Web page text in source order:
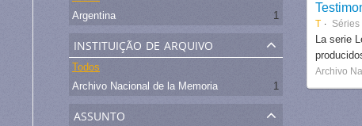
Argentina
1
instituição de arquivo
Todos
Archivo Nacional de la Memoria
1
assunto
T Séries
La serie
Archivo